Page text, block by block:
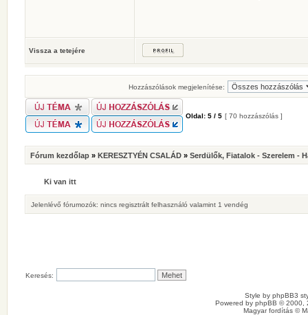
Vissza a tetejére
Hozzászólások megjelenítése:
Oldal: 5 / 5 [ 70 hozzászólás ]
Fórum kezdőlap » KERESZTYÉN CSALÁD » Serdülők, Fiatalok - Szerelem -
Ki van itt
Jelenlévő fórumozók: nincs regisztrált felhasználó valamint 1 vendég
Keresés:
Style by phpBB3
Powered by phpBB © 2000,
Magyar fordítás ©